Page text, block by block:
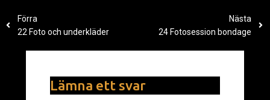
Förra
22 Foto och underkläder
Nästa
24 Fotosession bondage
Lämna ett svar